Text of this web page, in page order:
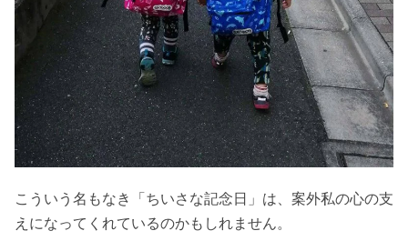
こういう名もなき「ちいさな記念日」は、案外私の心の支
えになってくれているのかもしれません。